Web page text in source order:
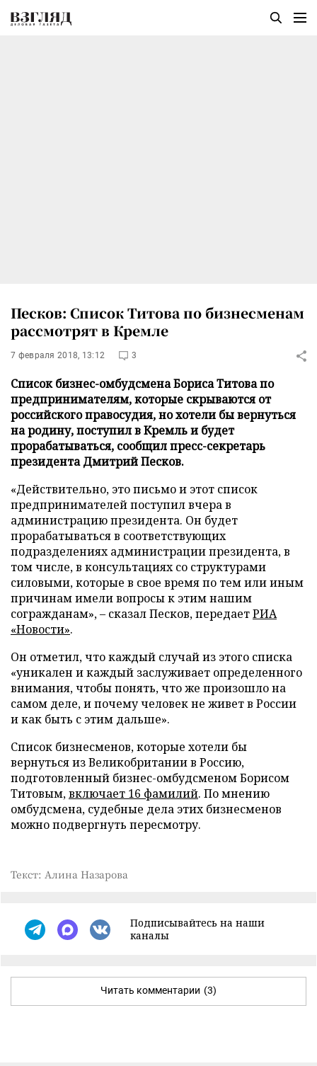
Песков: Список Титова по бизнесменам
рассмотрят в Кремле
7 февраля 2018, 13:12 3
Список бизнес-омбудсмена Бориса Титова по
предпринимателям, которые скрываются от
российского правосудия, но хотели бы вернуться
на родину, поступил в Кремль и будет
прорабатываться, сообщил пресс-секретарь
президента Дмитрий Песков.
«Действительно, это письмо и этот список
предпринимателей поступил вчера в
администрацию президента. Он будет
прорабатываться в соответствующих
подразделениях администрации президента, в
том числе, в консультациях со структурами
силовыми, которые в свое время по тем или иным
причинам имели вопросы к этим нашим
согражданам», – сказал Песков, передаетРИА
«Новости».
Он отметил, что каждый случай из этого списка
«уникален и каждый заслуживает определенного
внимания, чтобы понять, что же произошло на
самом деле, и почему человек не живет в России
и как быть с этим дальше».
Список бизнесменов, которые хотели бы
вернуться из Великобритании в Россию,
подготовленный бизнес-омбудсменом Борисом
Титовым,включает 16 фамилий. По мнению
омбудсмена, судебные дела этих бизнесменов
можно подвергнуть пересмотру.
Текст: Алина Назарова
Подписывайтесь на наши
каналы
Читать комментарии (3)